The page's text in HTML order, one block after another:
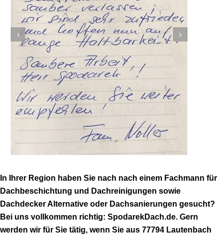
In Ihrer Region haben Sie nach nach einem Fachmann für
Dachbeschichtung und Dachreinigungen sowie
Dachdecker Alternative oder Dachsanierungen gesucht?
Bei uns vollkommen richtig: SpodarekDach.de. Gern
werden wir für Sie tätig, wenn Sie aus 77794 Lautenbach